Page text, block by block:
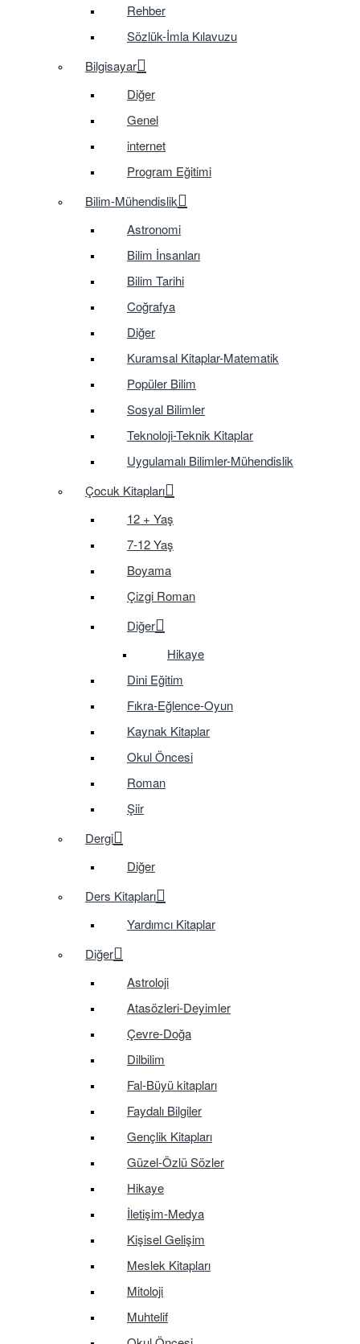
Rehber
Sözlük-İmla Kılavuzu
Bilgisayar
Diğer
Genel
internet
Program Eğitimi
Bilim-Mühendislik
Astronomi
Bilim İnsanları
Bilim Tarihi
Coğrafya
Diğer
Kuramsal Kitaplar-Matematik
Popüler Bilim
Sosyal Bilimler
Teknoloji-Teknik Kitaplar
Uygulamalı Bilimler-Mühendislik
Çocuk Kitapları
12 + Yaş
7-12 Yaş
Boyama
Çizgi Roman
Diğer
Hikaye
Dini Eğitim
Fıkra-Eğlence-Oyun
Kaynak Kitaplar
Okul Öncesi
Roman
Şiir
Dergi
Diğer
Ders Kitapları
Yardımcı Kitaplar
Diğer
Astroloji
Atasözleri-Deyimler
Çevre-Doğa
Dilbilim
Fal-Büyü kitapları
Faydalı Bilgiler
Gençlik Kitapları
Güzel-Özlü Sözler
Hikaye
İletişim-Medya
Kişisel Gelişim
Meslek Kitapları
Mitoloji
Muhtelif